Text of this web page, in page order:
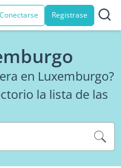
Conectarse Registrase
en Luxemburgo?
la lista de las